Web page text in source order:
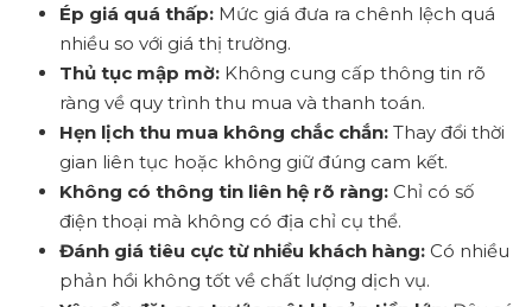
Ép giá quá thấp: Mức giá đưa ra chênh lệch quá
nhiều so với giá thị trường.
Thủ tục mập mờ: Không cung cấp thông tin rõ
ràng về quy trình thu mua và thanh toán.
Hẹn lịch thu mua không chắc chắn: Thay đổi thời
gian liên tục hoặc không giữ đúng cam kết.
Không có thông tin liên hệ rõ ràng: Chỉ có số
điện thoại mà không có địa chỉ cụ thể.
Đánh giá tiêu cực từ nhiều khách hàng: Có nhiều
phản hồi không tốt về chất lượng dịch vụ.